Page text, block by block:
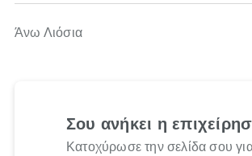
Άνω Λιόσια
Σου ανήκει η
Κατοχύρωσε την σελίδα σου